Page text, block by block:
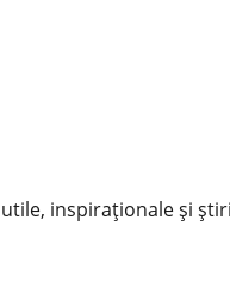
inspiraționale și